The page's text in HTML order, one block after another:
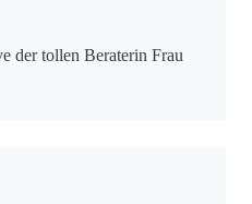
der tollen Beraterin Frau